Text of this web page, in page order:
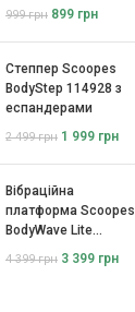
999грн 899 грн
Степпер Scoopes
BodyStep 114928 з
еспандерами
2 499грн 1 999 грн
Вібраційна
платформа Scoopes
BodyWave Lite
4 399грн 3 399 грн